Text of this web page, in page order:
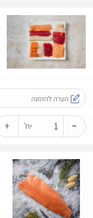
סאשימי
-
טונה,
סלמון,
פיש
-
כמות
של
סושי
יח' +